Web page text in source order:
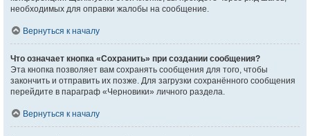
необходимых для оправки жалобы на сообщение.
Вернуться к началу
Что означает кнопка «Сохранить» при создании сообщения?
Эта кнопка позволяет вам сохранять сообщения для того, чтобы
закончить и отправить их позже. Для загрузки сохранённого сообщения
перейдите в параграф «Черновики» личного раздела.
Вернуться к началу